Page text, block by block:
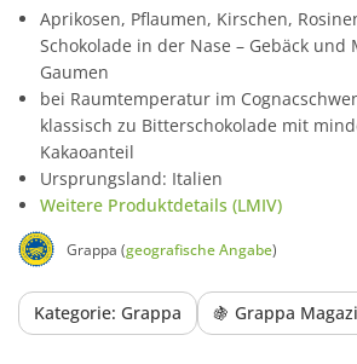
Aprikosen, Pflaumen, Kirschen,
Schokolade in der Nase – Gebäck und
Gaumen
bei Raumtemperatur im
klassisch zu Bitterschokolade mit
Kakaoanteil
Ursprungsland: Italien
Weitere Produktdetails (LMIV)
Grappa (geografische Angabe)
Kategorie: Grappa 🍇 Grappa